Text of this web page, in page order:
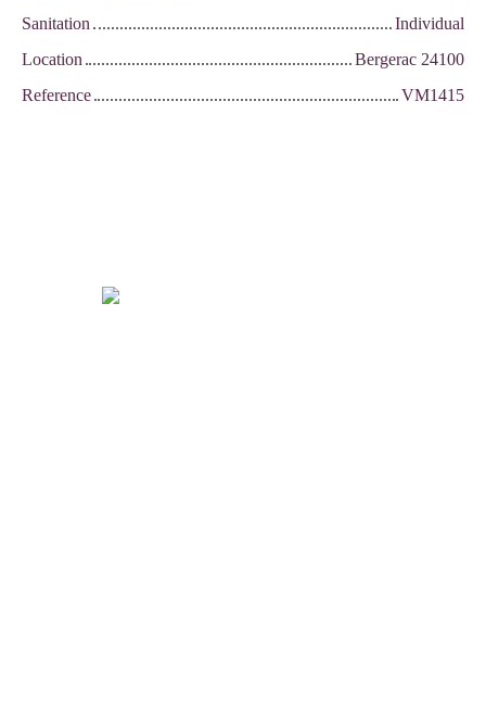
Sanitation
Individual
Location
Bergerac 24100
Reference
VM1415